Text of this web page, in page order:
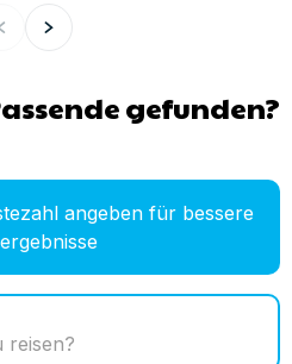
gefunden?
angeben für bessere